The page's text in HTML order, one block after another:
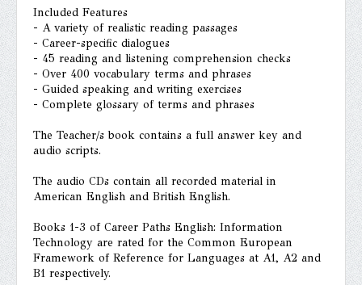
Included Features
- A variety of realistic reading passages
- Career-specific dialogues
- 45 reading and listening comprehension checks
- Over 400 vocabulary terms and phrases
- Guided speaking and writing exercises
- Complete glossary of terms and phrases
The Teacher/s book contains a full answer key and
audio scripts.
The audio CDs contain all recorded material in
American English and British English.
Books 1-3 of Career Paths English: Information
Technology are rated for the Common European
Framework of Reference for Languages at A1, A2 and
B1 respectively.